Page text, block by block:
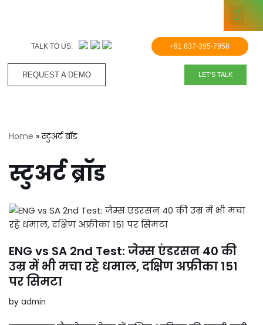
TALK TO US: +91 837-395-7958
REQUEST A DEMO​ LET'S TALK
Home »स्टुअर्ट ब्रॉड
स्टुअर्ट ब्रॉड
ENG vs SA 2nd Test: जेम्स एंडरसन 40 की
उम्र में भी मचा रहे धमाल, दक्षिण अफ्रीका 151
पर सिमटा
by admin